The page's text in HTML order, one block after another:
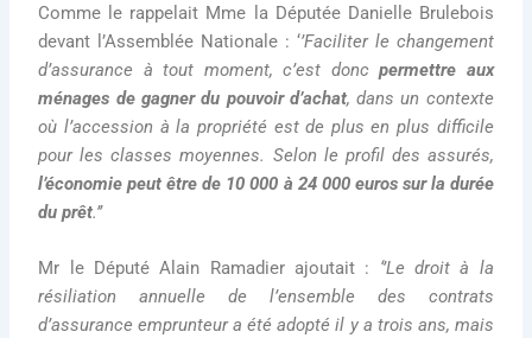
Comme le rappelait Mme la Députée Danielle Brulebois
devant l’Assemblée Nationale : ‘’Faciliter le changement
d’assurance à tout moment, c’est doncpermettre aux
ménages de gagner du pouvoir d’achat, dans un contexte
où l’accession à la propriété est de plus en plus difficile
pour les classes moyennes. Selon le profil des assurés,
l’économie peut être de 10 000 à 24 000 euros sur la durée
du prêt.’’
Mr le Député Alain Ramadier ajoutait : ‘’Le droit à la
résiliation annuelle de l’ensemble des contrats
d’assurance emprunteur a été adopté il y a trois ans, mais